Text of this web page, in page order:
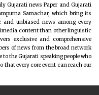
Gujarati news Paper and Gujarati
Samachar, which bring its
unbiased news among every
content than other linguistic
exclusive and comprehensive
of news from the broad network
to the Gujarati speaking people who
that every core event can reach our